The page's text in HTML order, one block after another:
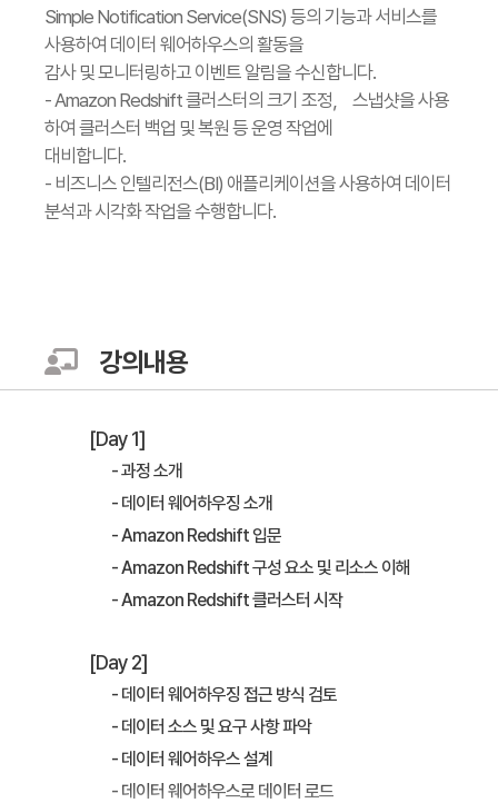
Simple Notification Service(SNS) 등의 기능과 서비스를
사용하여 데이터 웨어하우스의 활동을
감사 및 모니터링하고 이벤트 알림을 수신합니다.
- Amazon Redshift 클러스터의 크기 조정， 스냅샷을 사용
하여 클러스터 백업 및 복원 등 운영 작업에
대비합니다.
- 비즈니스 인텔리전스(BI) 애플리케이션을 사용하여 데이터
분석과 시각화 작업을 수행합니다.
강의내용
[Day 1]
- 과정 소개
- 데이터 웨어하우징 소개
- Amazon Redshift 입문
- Amazon Redshift 구성 요소 및 리소스 이해
- Amazon Redshift 클러스터 시작
[Day 2]
- 데이터 웨어하우징 접근 방식 검토
- 데이터 소스 및 요구 사항 파악
- 데이터 웨어하우스 설계
- 데이터 웨어하우스로 데이터 로드